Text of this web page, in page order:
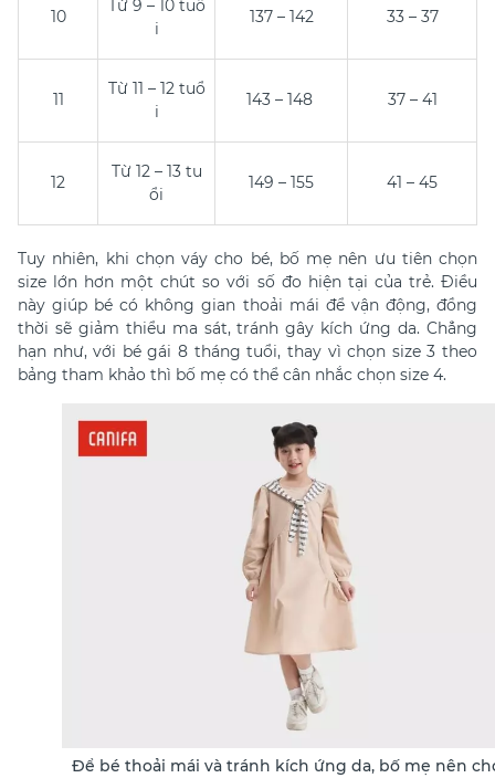
10
Từ 9 – 10 tuổ
i
137 – 142 33 – 37
11
Từ 11 – 12 tuổ
i
143 – 148 37 – 41
12
Từ 12 – 13 tu
ổi
149 – 155 41 – 45
Tuy nhiên, khi chọn váy cho bé, bố mẹ nên ưu tiên chọn
size lớn hơn một chút so với số đo hiện tại của trẻ. Điều
này giúp bé có không gian thoải mái để vận động, đồng
thời sẽ giảm thiểu ma sát, tránh gây kích ứng da. Chẳng
hạn như, với bé gái 8 tháng tuổi, thay vì chọn size 3 theo
bảng tham khảo thì bố mẹ có thể cân nhắc chọn size 4.
Để bé thoải mái và tránh kích ứng da, bố mẹ nên